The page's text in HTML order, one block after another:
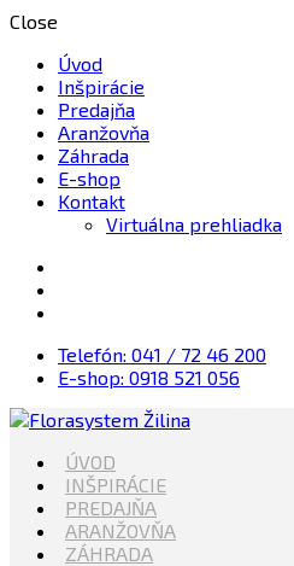
Close
Úvod
Inšpirácie
Predajňa
Aranžovňa
Záhrada
E-shop
Kontakt
Virtuálna prehliadka
Telefón: 041 / 72 46 200
E-shop: 0918 521 056
Florasystem Žilina
Kvety, Sviečky, dekorácie, Záhrada
ÚVOD
INŠPIRÁCIE
PREDAJŇA
ARANŽOVŇA
ZÁHRADA